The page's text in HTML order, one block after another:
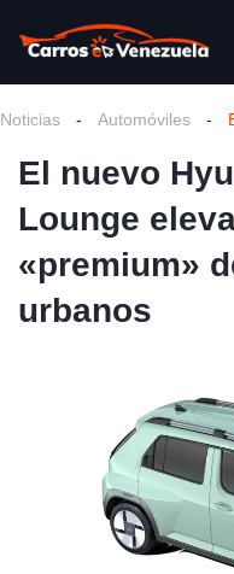
Noticias - Automóviles -
El nuevo
Lounge
«premium»
urbanos